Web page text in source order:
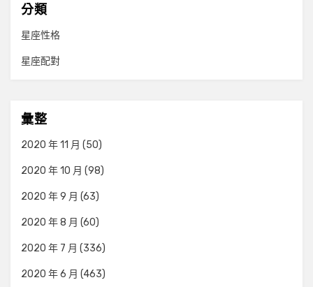
分類
星座性格
星座配對
彙整
2020 年 11 月 (50)
2020 年 10 月 (98)
2020 年 9 月 (63)
2020 年 8 月 (60)
2020 年 7 月 (336)
2020 年 6 月 (463)